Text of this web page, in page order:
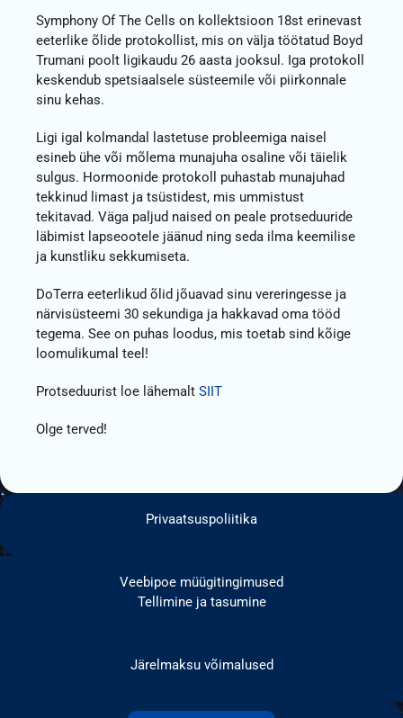
Symphony Of The Cells on kollektsioon 18st erinevast
eeterlike õlide protokollist, mis on välja töötatud Boyd
Trumani poolt ligikaudu 26 aasta jooksul. Iga protokoll
keskendub spetsiaalsele süsteemile või piirkonnale
sinu kehas.
Ligi igal kolmandal lastetuse probleemiga naisel
esineb ühe või mõlema munajuha osaline või täielik
sulgus. Hormoonide protokoll puhastab munajuhad
tekkinud limast ja tsüstidest, mis ummistust
tekitavad. Väga paljud naised on peale protseduuride
läbimist lapseootele jäänud ning seda ilma keemilise
ja kunstliku sekkumiseta.
DoTerra eeterlikud õlid jõuavad sinu vereringesse ja
närvisüsteemi 30 sekundiga ja hakkavad oma tööd
tegema. See on puhas loodus, mis toetab sind kõige
loomulikumal teel!
Protseduurist loe lähemalt SIIT
Olge terved!
Privaatsuspoliitika
Veebipoe müügitingimused
Tellimine ja tasumine
Järelmaksu võimalused